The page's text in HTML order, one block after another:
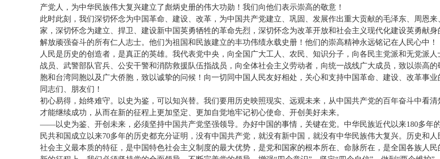
产党人，为中华民族伟大复兴建立了彪炳史册的伟大功勋！我们向他们表示崇高的敬意！
此时此刻，我们深切怀念为中国革命、建设、改革，为中国共产党建立、巩固、发展作出重大贡献的毛泽东、周恩
家，深切怀念为建立、捍卫、建设新中国英勇牺牲的革命先烈，深切怀念为改革开放和社会主义现代化建设英勇献
解放顽强奋斗的所有仁人志士。他们为祖国和民族建立的丰功伟绩永载史册！他们的崇高精神永远铭记在人民心中！
人民是历史的创造者，是真正的英雄。我代表党中央，向全国广大工人、农民、知识分子，向各民主党派和无党派
战员、武警部队官兵、公安干警和消防救援队伍指战员，向全体社会主义劳动者，向统一战线广大成员，致以崇高
胞和台湾同胞以及广大侨胞，致以诚挚的问候！向一切同中国人民友好相处，关心和支持中国革命、建设、改革事业
同志们、朋友们！
初心易得，始终难守。以史为鉴，可以知兴替。我们要用历史映照现实、远观未来，从中国共产党的百年奋斗中看
才能继续成功，从而在新的征程上更加坚定、更加自觉地牢记初心使命、开创美好未来。
——以史为鉴、开创未来，必须坚持中国共产党坚强领导。办好中国的事情，关键在党。中华民族近代以来180多年
民共和国成立以来70多年的历史都充分证明，没有中国共产党，就没有新中国，就没有中华民族伟大复兴。历史和
社会主义最本质的特征，是中国特色社会主义制度的最大优势，是党和国家的根本所在、命脉所在，是全国各族人民